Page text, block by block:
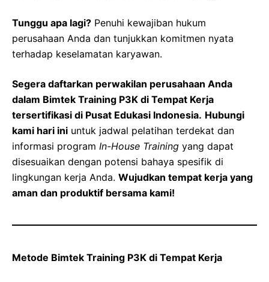
Tunggu apa lagi? Penuhi kewajiban hukum
perusahaan Anda dan tunjukkan komitmen nyata
terhadap keselamatan karyawan.
Segera daftarkan perwakilan perusahaan Anda
dalam Bimtek Training P3K di Tempat Kerja
tersertifikasi di Pusat Edukasi Indonesia. Hubungi
kami hari ini untuk jadwal pelatihan terdekat dan
informasi program In-House Training yang dapat
disesuaikan dengan potensi bahaya spesifik di
lingkungan kerja Anda. Wujudkan tempat kerja yang
aman dan produktif bersama kami!
Metode Bimtek Training P3K di Tempat Kerja